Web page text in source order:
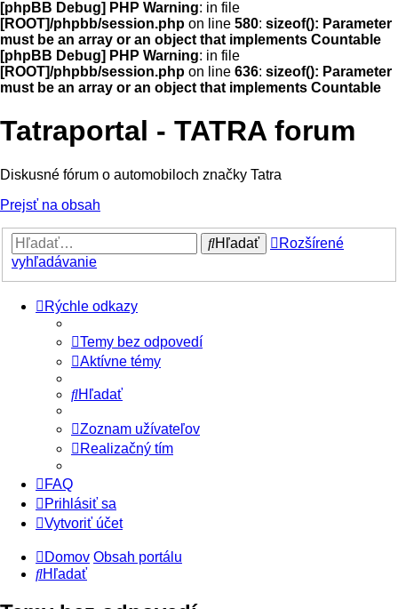
[phpBB Debug] PHP Warning: in file
[ROOT]/phpbb/session.php on line 580: sizeof(): Parameter
must be an array or an object that implements Countable
[phpBB Debug] PHP Warning: in file
[ROOT]/phpbb/session.php on line 636: sizeof(): Parameter
must be an array or an object that implements Countable
Tatraportal - TATRA forum
Diskusné fórum o automobiloch značky Tatra
Prejsť na obsah
Hľadať
Rozšírené
vyhľadávanie
Rýchle odkazy
Temy bez odpovedí
Aktívne témy
Hľadať
Zoznam užívateľov
Realizačný tím
FAQ
Prihlásiť sa
Vytvoriť účet
Domov Obsah portálu
Hľadať